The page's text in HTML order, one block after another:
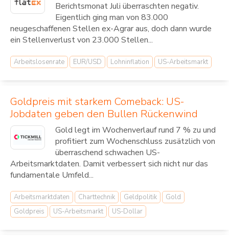
Berichtsmonat Juli überraschten negativ.
Eigentlich ging man von 83.000
neugeschaffenen Stellen ex-Agrar aus, doch dann wurde
ein Stellenverlust von 23.000 Stellen...
Arbeitslosenrate EUR/USD Lohninflation US-Arbeitsmarkt
Goldpreis mit starkem Comeback: US-
Jobdaten geben den Bullen Rückenwind
Gold legt im Wochenverlauf rund 7 % zu und
profitiert zum Wochenschluss zusätzlich von
überraschend schwachen US-
Arbeitsmarktdaten. Damit verbessert sich nicht nur das
fundamentale Umfeld...
Arbeitsmarktdaten Charttechnik Geldpolitik
Gold
Goldpreis
US-Arbeitsmarkt US-Dollar